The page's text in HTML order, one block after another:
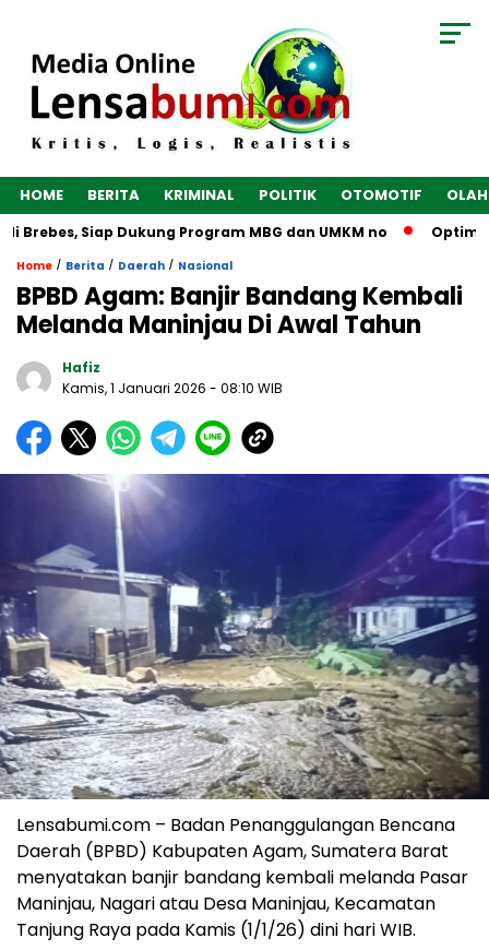
HOME BERITA KRIMINAL POLITIK OTOMOTIF
Siap Dukung Program MBG dan UMKM no
Home / Berita / Daerah / Nasional
BPBD Agam: Banjir Bandang Kembali
Melanda Maninjau Di Awal Tahun
Hafiz
Kamis, 1 Januari 2026 - 08:10 WIB
Lensabumi.com – Badan Penanggulangan Bencana
Daerah (BPBD) Kabupaten Agam, Sumatera Barat
menyatakan banjir bandang kembali melanda Pasar
Maninjau, Nagari atau Desa Maninjau, Kecamatan
Tanjung Raya pada Kamis (1/1/26) dini hari WIB.